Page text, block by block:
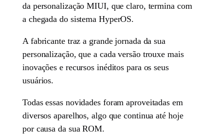
da personalização MIUI, que claro, termina com
a chegada do sistema HyperOS.
A fabricante traz a grande jornada da sua
personalização, que a cada versão trouxe mais
inovações e recursos inéditos para os seus
usuários.
Todas essas novidades foram aproveitadas em
diversos aparelhos, algo que continua até hoje
por causa da sua ROM.